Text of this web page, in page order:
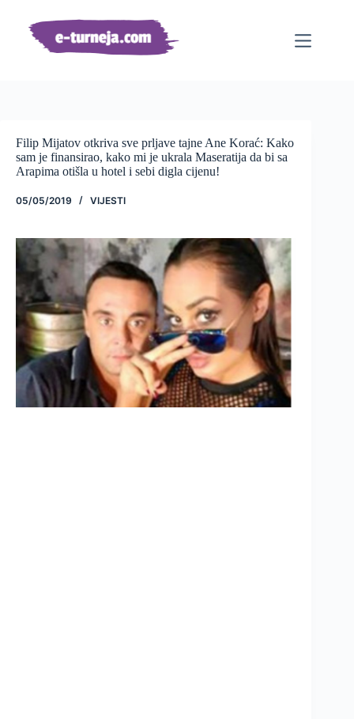
sadržaj
Filip Mijatov otkriva sve prljave tajne Ane Korać: Kako
sam je finansirao, kako mi je ukrala Maseratija da bi sa
Arapima otišla u hotel i sebi digla cijenu!
05/05/2019 VIJESTI